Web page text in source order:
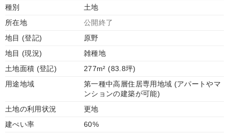
種別
土地
所在地
公開終了
地目 (登記)
原野
地目 (現況)
雑種地
土地面積 (登記)
277m² (83.8坪)
用途地域
第一種中高層住居専用地域 (アパートやマ
ンションの建築が可能)
土地の利用状況
更地
建ぺい率
60%